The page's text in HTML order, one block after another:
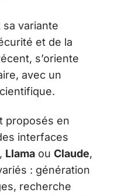
sa variante
et de la
s’oriente
avec un
proposés en
interfaces
, Llama ou Claude,
: génération
recherche